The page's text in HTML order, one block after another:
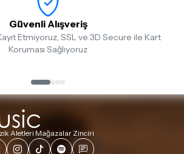
kontrol ettiğinizden emin olun.
Güvenli Alışveriş
Etmiyoruz, SSL ve 3D Secure ile Kart
Koruması Sağlıyoruz
Aletleri Mağazalar Zinciri